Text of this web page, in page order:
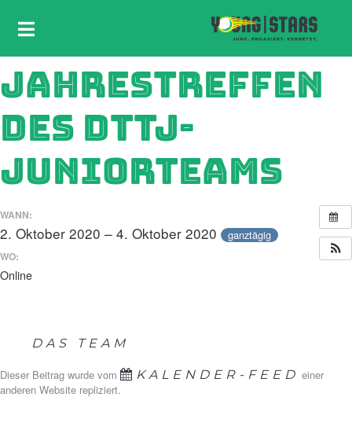
JAHRESTREFFEN
DES DTTJ-
JUNIORTEAMS
WANN:
2. Oktober 2020 – 4. Oktober 2020 ganztägig
WO:
Online
DAS TEAM
Dieser Beitrag wurde vom KALENDER-FEED einer
anderen Website repliziert.